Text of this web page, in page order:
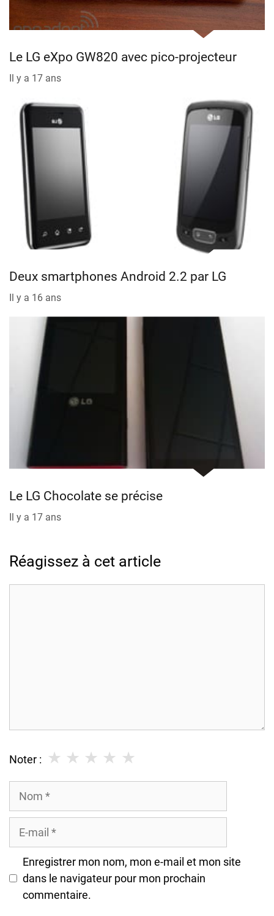
Le LG eXpo GW820 avec pico-projecteur
Il y a 17 ans
Deux smartphones Android 2.2 par LG
Il y a 16 ans
Le LG Chocolate se précise
Il y a 17 ans
Réagissez à cet article
Noter : ★
★
★
★
★
Enregistrer mon nom, mon e-mail et mon site
dans le navigateur pour mon prochain
commentaire.